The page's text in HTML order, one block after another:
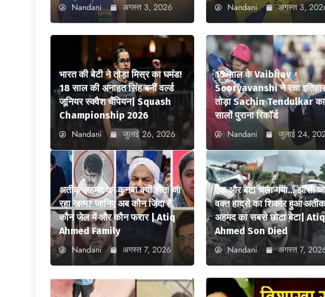
Nandani अगस्त 3, 2026 Nandani अगस्त 3,
भारत की बेटी ने तोड़ा मिस्र का घमंड!
18 साल की अनाहत सिंह बनीं वर्ल्ड
जूनियर स्क्वैश चैंपियन| Squash
Championship 2026
Nandani जुलाई 26, 2026
15 साल के Vaibhav
Sooryavanshi ने रचा
तोड़ा Sachin Tendulkar का
सालों पुराना रिकॉर्ड
Nandani जुलाई 24,
अतीक अहमद का कुनबा क्यों होता जा
रहा खत्म? जानिए अब कौन जिंदा है,
कौन जेल में और कौन फरार | Atiq
Ahmed Family
Nandani अगस्त 7, 2026
एक और बेटा चला गया… झांसी
वक्त हादसे का शिकार हुआ
अहमद का सबसे छोटा बेटा| Atiq
Ahmed Son Died
Nandani अगस्त 7,